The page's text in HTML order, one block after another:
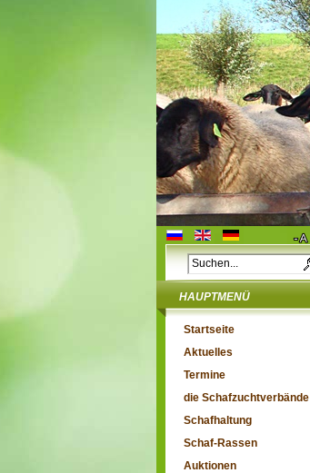
HAUPTMENÜ
Startseite
Aktuelles
Termine
die Schafzuchtverbände
Schafhaltung
Schaf-Rassen
Auktionen